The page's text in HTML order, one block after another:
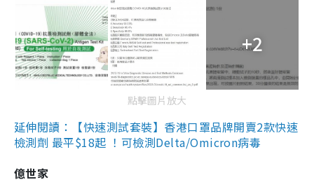
+2
點擊圖片放大
延伸閱讀：【快速測試套裝】香港口罩品牌開賣2款快速
檢測劑 最平$18起 ！可檢測Delta/Omicron病毒
億世家